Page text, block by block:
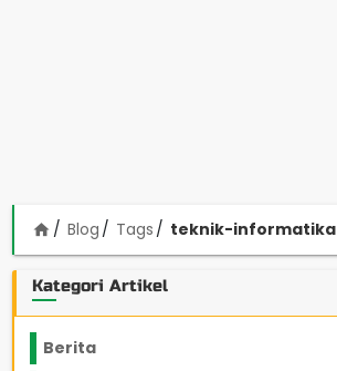
home Blog Tags teknik-informatika
Kategori Artikel
Berita